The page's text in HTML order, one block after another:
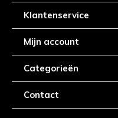
Klantenservice
Mijn account
Categorieën
Contact